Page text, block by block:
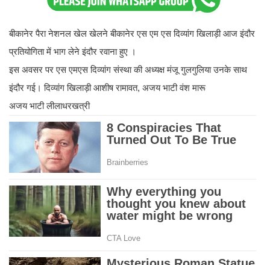
बीकानेर पैरा नेशनल खेल खेलने बीकानेर एस एम एस दिव्यांग खिलाड़ी आज इंदौर
प्रतियोगिता में भाग लेने इंदौर रवाना हुए ।
इस अवसर पर एस एमएस दिव्यांग संस्था की अध्यक्ष मंजू गुलगुलिया उनके साथ
इंदौर गई। दिव्यांग खिलाड़ी आशीष रामावत, अजय भाटी वंश मारू
अजय भाटी लीलाधरखत्री